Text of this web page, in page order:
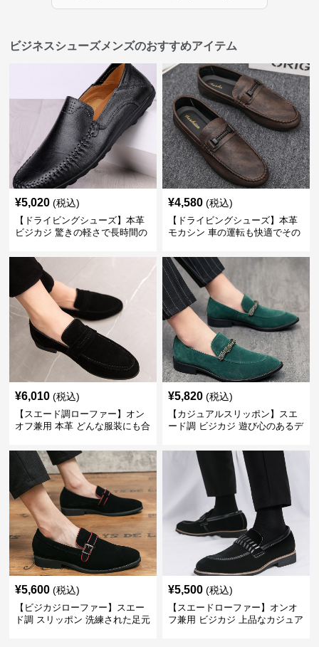
ビジネスシューズメンズのおすすめアイテム
¥5,020 (税込)
【ドライビングシューズ】本革
ビジカジ 驚きの軽さで長時間の
¥4,580 (税込)
【ドライビングシューズ】本革
モカシン 車の運転も快適でその
¥6,010 (税込)
【スエード調ローファー】オン
オフ兼用 本革 どんな服装にも合
供
¥5,820 (税込)
【カジュアルスリッポン】スエ
ード調 ビジカジ 遊び心のあるデ
表現
¥5,600 (税込)
【ビジカジローファー】スエー
ド調 スリッポン 洗練された足元
¥5,500 (税込)
【スエードローファー】オンオ
フ兼用 ビジカジ 上品なカジュア